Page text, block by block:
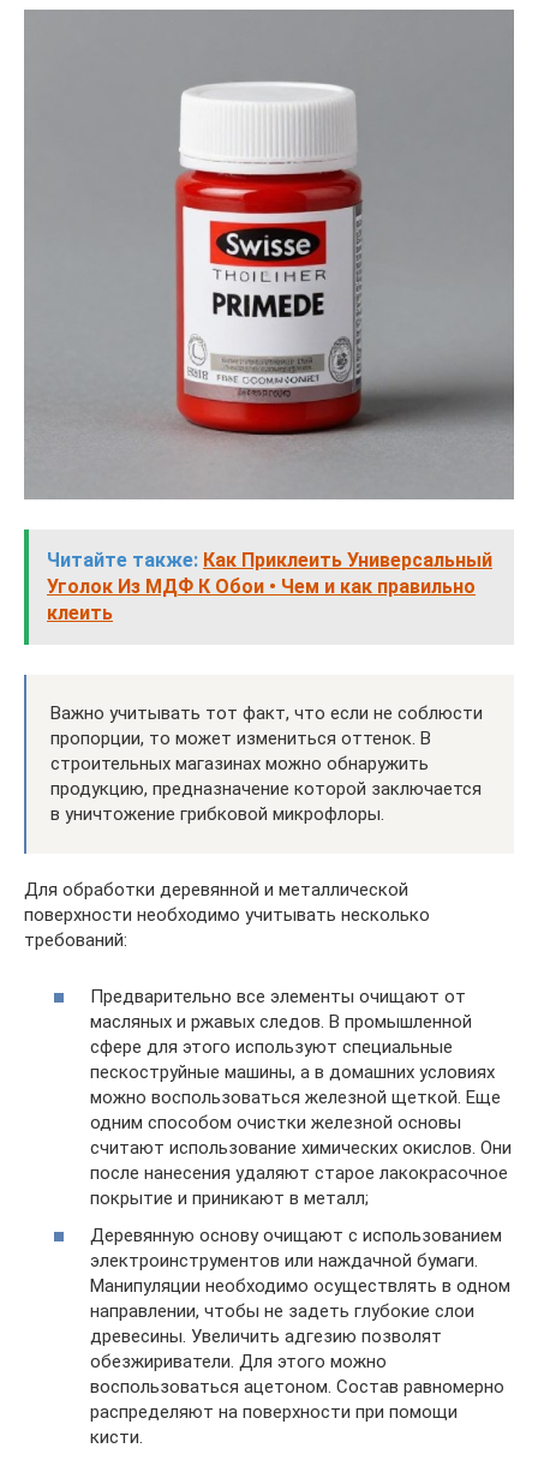
Читайте также: Как Приклеить Универсальный
Уголок Из МДФ К Обои • Чем и как правильно
клеить
Важно учитывать тот факт, что если не соблюсти
пропорции, то может измениться оттенок. В
строительных магазинах можно обнаружить
продукцию, предназначение которой заключается
в уничтожение грибковой микрофлоры.
Для обработки деревянной и металлической
поверхности необходимо учитывать несколько
требований:
Предварительно все элементы очищают от
масляных и ржавых следов. В промышленной
сфере для этого используют специальные
пескоструйные машины, а в домашних условиях
можно воспользоваться железной щеткой. Еще
одним способом очистки железной основы
считают использование химических окислов. Они
после нанесения удаляют старое лакокрасочное
покрытие и приникают в металл;
Деревянную основу очищают с использованием
электроинструментов или наждачной бумаги.
Манипуляции необходимо осуществлять в одном
направлении, чтобы не задеть глубокие слои
древесины. Увеличить адгезию позволят
обезжириватели. Для этого можно
воспользоваться ацетоном. Состав равномерно
распределяют на поверхности при помощи
кисти.